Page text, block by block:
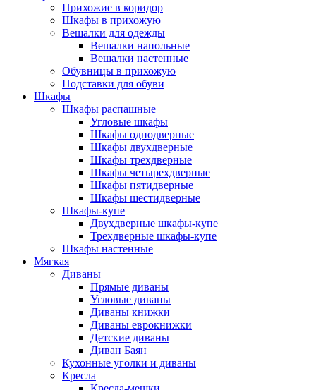
Прихожие в коридор
Шкафы в прихожую
Вешалки для одежды
Вешалки напольные
Вешалки настенные
Обувницы в прихожую
Подставки для обуви
Шкафы
Шкафы распашные
Угловые шкафы
Шкафы однодверные
Шкафы двухдверные
Шкафы трехдверные
Шкафы четырехдверные
Шкафы пятидверные
Шкафы шестидверные
Шкафы-купе
Двухдверные шкафы-купе
Трехдверные шкафы-купе
Шкафы настенные
Мягкая
Диваны
Прямые диваны
Угловые диваны
Диваны книжки
Диваны еврокнижки
Детские диваны
Диван Баян
Кухонные уголки и диваны
Кресла